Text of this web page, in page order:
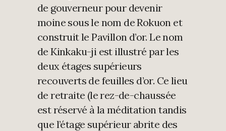
de gouverneur pour devenir
moine sous le nom de Rokuon et
construit le Pavillon d’or. Le nom
de Kinkaku-ji est illustré par les
deux étages supérieurs
recouverts de feuilles d’or. Ce lieu
de retraite (le rez-de-chaussée
est réservé à la méditation tandis
que l’étage supérieur abrite des